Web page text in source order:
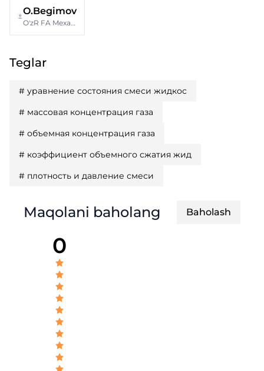
O.Begimov
O'zR FA Mexanika va inshootlar seysmik mustahkamligi instituti
Teglar
# уравнение состояния смеси жидкос
# массовая концентрация газа
# объемная концентрация газа
# коэффициент объемного сжатия жид
# плотность и давление смеси
Maqolani baholang Baholash
0